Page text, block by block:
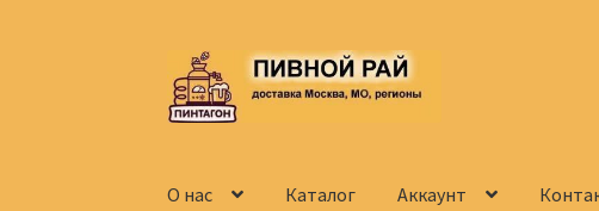
Перейти
к
навигации
Перейти
к
содержимому
О нас Каталог Аккаунт